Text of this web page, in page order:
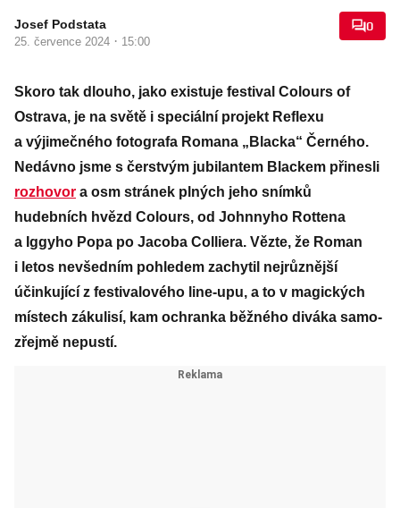
Josef Podstata
25. července 2024 · 15:00
0
Skoro tak dlouho, jako existuje festival Colours of
Ostrava, je na světě i speciální projekt Reflexu
a výjimečného fotografa Romana „Blacka“ Černého.
Nedávno jsme s čerstvým jubilantem Blackem přinesli
rozhovor a osm stránek plných jeho snímků
hudebních hvězd Colours, od Johnnyho Rottena
a Iggyho Popa po Jacoba Colliera. Vězte, že Roman
i letos nevšedním pohledem zachytil nejrůznější
účinkující z festivalového line-upu, a to v magických
místech zákulisí, kam ochranka běžného diváka samo­
zřejmě nepustí.